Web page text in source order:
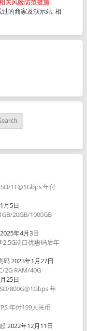
关风险防范措施.
的商家及演示站, 相
1T@1Gbps 年付
月5日
20GB/1000GB
2025年4月3日
端口优惠码后年
码2023年1月27日
2G RAM/40G
25日
800G@1Gbps 年
年付199人民币
2022年12月11日